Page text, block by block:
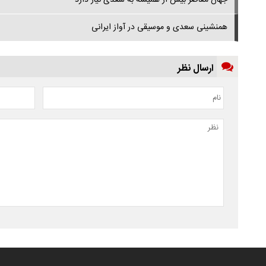
همنشینی سعدی و موسیقی در آواز ایرانی
ارسال نظر